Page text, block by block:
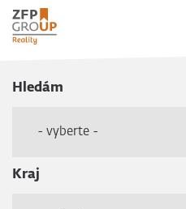
Hledám
- vyberte -
Kraj